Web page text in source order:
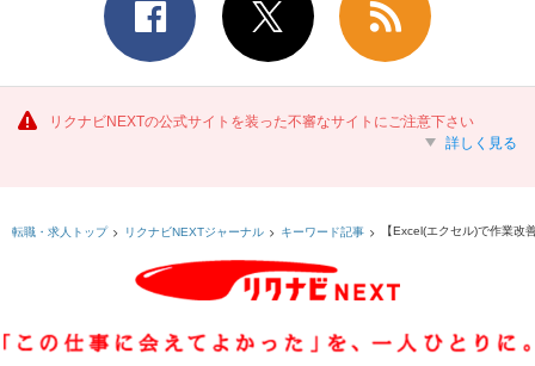
リクナビNEXTの公式サイトを装った不審なサイトにご注意下さい
詳しく見る
転職・求人トップ リクナビNEXTジャーナル キーワード記事 【Excel(エクセル)で作業改